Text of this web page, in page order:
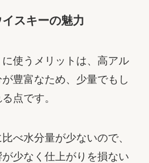
スキーの魅力
使うメリットは、高アル
豊富なため、少量でもし
点です。
べ水分量が少ないので、
少なく仕上がりを損ない